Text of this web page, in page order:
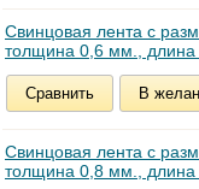
Свинцовая лента с
толщина 0,6 мм., длина
Сравнить В
Свинцовая лента с
толщина 0,8 мм., длина